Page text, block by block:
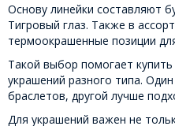
Основу линейки составляют
Тигровый глаз. Также в
термоокрашенные позиции
Такой выбор помогает
украшений разного типа.
браслетов, другой лучше
Для украшений важен не